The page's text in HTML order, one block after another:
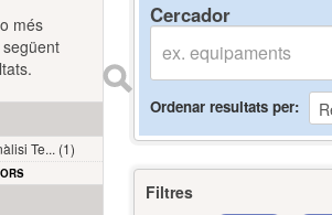
Cercador
Ordenar resultats per
Filtres
més
Te... (1)